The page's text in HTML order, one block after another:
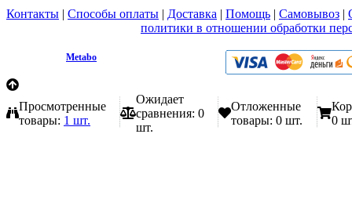
Контакты | Способы оплаты | Доставка | Помощь | Самовывоз |
политики в отношении обработки
Metabo
Просмотренные
товары: 1 шт.
Ожидает
сравнения: 0
шт.
Отложенные
товары: 0 шт.
0